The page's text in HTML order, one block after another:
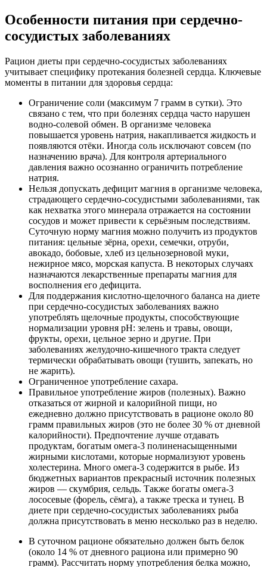
Особенности питания при сердечно-
сосудистых заболеваниях
Рацион диеты при сердечно-сосудистых заболеваниях
учитывает специфику протекания болезней сердца. Ключевые
моменты в питании для здоровья сердца:
Ограничение соли (максимум 7 грамм в сутки). Это
связано с тем, что при болезнях сердца часто нарушен
водно-солевой обмен. В организме человека
повышается уровень натрия, накапливается жидкость и
появляются отёки. Иногда соль исключают совсем (по
назначению врача). Для контроля артериального
давления важно осознанно ограничить потребление
натрия.
Нельзя допускать дефицит магния в организме человека,
страдающего сердечно-сосудистыми заболеваниями, так
как нехватка этого минерала отражается на состоянии
сосудов и может привести к серьёзным последствиям.
Суточную норму магния можно получить из продуктов
питания: цельные зёрна, орехи, семечки, отруби,
авокадо, бобовые, хлеб из цельнозерновой муки,
нежирное мясо, морская капуста. В некоторых случаях
назначаются лекарственные препараты магния для
восполнения его дефицита.
Для поддержания кислотно-щелочного баланса на диете
при сердечно-сосудистых заболеваниях важно
употреблять щелочные продукты, способствующие
нормализации уровня pH: зелень и травы, овощи,
фрукты, орехи, цельное зерно и другие. При
заболеваниях желудочно-кишечного тракта следует
термически обрабатывать овощи (тушить, запекать, но
не жарить).
Ограниченное употребление сахара.
Правильное употребление жиров (полезных). Важно
отказаться от жирной и калорийной пищи, но
ежедневно должно присутствовать в рационе около 80
грамм правильных жиров (это не более 30 % от дневной
калорийности). Предпочтение лучше отдавать
продуктам, богатым омега-3 полиненасыщенными
жирными кислотами, которые нормализуют уровень
холестерина. Много омега-3 содержится в рыбе. Из
бюджетных вариантов прекрасный источник полезных
жиров — скумбрия, сельдь. Также богаты омега-3
лососевые (форель, сёмга), а также треска и тунец. В
диете при сердечно-сосудистых заболеваниях рыба
должна присутствовать в меню несколько раз в неделю.
В суточном рационе обязательно должен быть белок
(около 14 % от дневного рациона или примерно 90
грамм). Рассчитать норму употребления белка можно,